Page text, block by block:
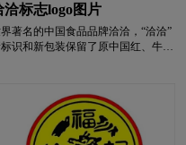
母酒店logo设计
奶粉logo设计
洽标志logo图片
著名的中国食品品牌洽洽，“洽洽”
识和新包装保留了原中国红、牛皮
更时尚、更快乐。 一方面，新标志
形状以手的形状描绘了吃休闲食品的
松状态； 也可与充满活力、阳光、
康的吉祥物相联系； 此外，嘴代表